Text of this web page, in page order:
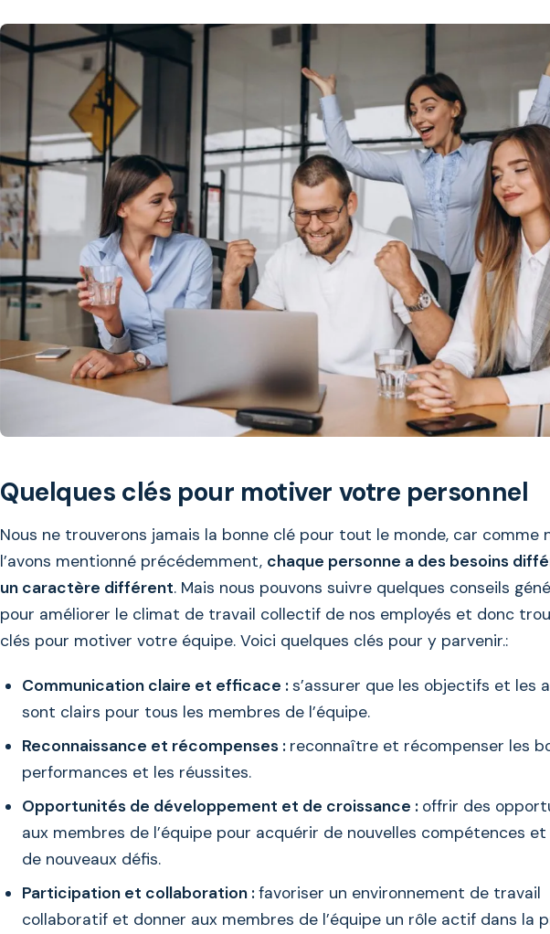
Quelques clés pour motiver votre personnel
Nous ne trouverons jamais la bonne clé pour tout le monde, car comme
l’avons mentionné précédemment, chaque personne a des besoins
un caractère différent. Mais nous pouvons suivre quelques conseils
pour améliorer le climat de travail collectif de nos employés et donc
clés pour motiver votre équipe. Voici quelques clés pour y parvenir.:
Communication claire et efficace :s’assurer que les objectifs et les
sont clairs pour tous les membres de l’équipe.
Reconnaissance et récompenses : reconnaître et récompenser les
performances et les réussites.
Opportunités de développement et de croissance : offrir des
aux membres de l’équipe pour acquérir de nouvelles compétences
de nouveaux défis.
Participation et collaboration :favoriser un environnement de travail
collaboratif et donner aux membres de l’équipe un rôle actif dans la